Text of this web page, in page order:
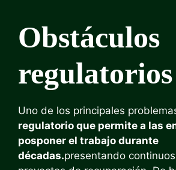
Obstáculos
regulatorios
Uno de los principales
regulatorio que permite a las
posponer el trabajo durante
décadas.presentando